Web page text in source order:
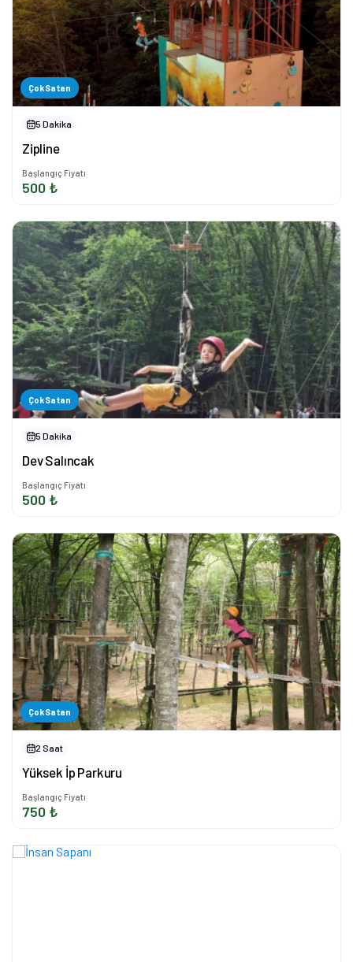
Çok Satan
5 Dakika
Zipline
Başlangıç Fiyatı
500 ₺
Çok Satan
5 Dakika
Dev Salıncak
Başlangıç Fiyatı
500 ₺
Çok Satan
2 Saat
Yüksek İp Parkuru
Başlangıç Fiyatı
750 ₺